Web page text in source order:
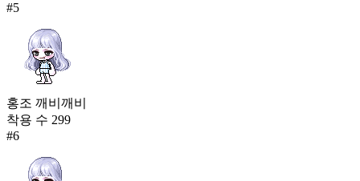
#5
홍조 깨비깨비
착용 수 299
#6